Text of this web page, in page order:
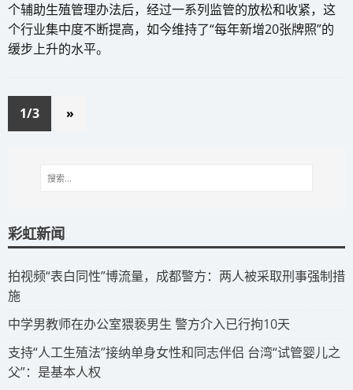
个辅助生殖管理办法后，经过一系列监管的放松和收紧，这
个行业集中度不断提高，如今维持了“每年新增20张牌照”的
缓步上升的水平。
1/3 »
彩虹新闻
拍视频“表白同性”博流量，成都警方：两人被采取刑事强制措
施
​中学男教师在办公室猥亵男生 警方介入已行拘10天
​支持“人工生殖法”接纳单身女性和同志伴侣 台湾“试管婴儿之
父”：是基本人权